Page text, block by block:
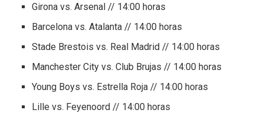
Girona vs. Arsenal // 14:00 horas
Barcelona vs. Atalanta // 14:00 horas
Stade Brestois vs. Real Madrid // 14:00 horas
Manchester City vs. Club Brujas // 14:00 horas
Young Boys vs. Estrella Roja // 14:00 horas
Lille vs. Feyenoord // 14:00 horas